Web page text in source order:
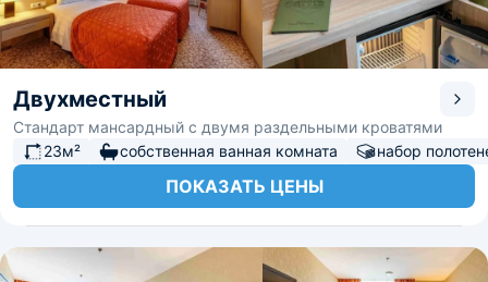
Двухместный
Стандарт мансардный с двумя раздельными кроватями
23м²
собственная ванная комната набор
ПОКАЗАТЬ ЦЕНЫ